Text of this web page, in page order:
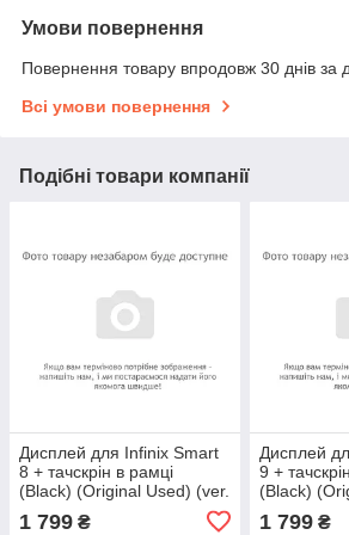
Умови повернення
Повернення товару впродовж 30 днів за
Всі умови повернення
Подібні товари компанії
Дисплей для Infinix Smart
8 + тачскрін в рамці
(Black) (Original Used) (ver.
1 799 ₴
Дисплей
9 +
(Black)
1 799₴